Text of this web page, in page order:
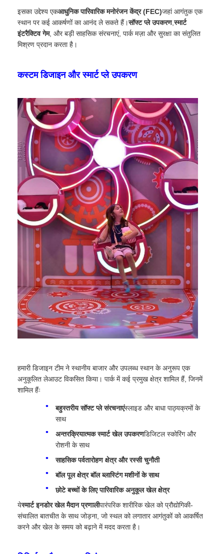
इसका उद्देश्य एकआधुनिक पारिवारिक मनोरंजन केंद्र (FEC)जहां आगंतुक एक
स्थान पर कई आकर्षणों का आनंद ले सकते हैं।सॉफ्ट प्ले उपकरण,स्मार्ट
इंटरैक्टिव गेम, और बड़ी साहसिक संरचनाएं, पार्क मज़ा और सुरक्षा का संतुलित
मिश्रण प्रदान करता है।
कस्टम डिजाइन और स्मार्ट प्ले उपकरण
हमारी डिजाइन टीम ने स्थानीय बाजार और उपलब्ध स्थान के अनुरूप एक
अनुकूलित लेआउट विकसित किया। पार्क में कई प्रमुख क्षेत्र शामिल हैं, जिनमें
शामिल हैंः
बहुस्तरीय सॉफ्ट प्ले संरचनाएंस्लाइड और बाधा पाठ्यक्रमों के
साथ
अन्तरक्रियात्मक स्मार्ट खेल उपकरणडिजिटल स्कोरिंग और
रोशनी के साथ
साहसिक पर्वतारोहण क्षेत्र और रस्सी चुनौती
बॉल पूल क्षेत्र बॉल ब्लास्टिंग मशीनों के साथ
छोटे बच्चों के लिए पारिवारिक अनुकूल खेल क्षेत्र
येस्मार्ट इनडोर खेल मैदान प्रणालीपारंपरिक शारीरिक खेल को प्रौद्योगिकी-
संचालित बातचीत के साथ जोड़ना, जो स्थल को लगातार आगंतुकों को आकर्षित
करने और खेल के समय को बढ़ाने में मदद करता है।